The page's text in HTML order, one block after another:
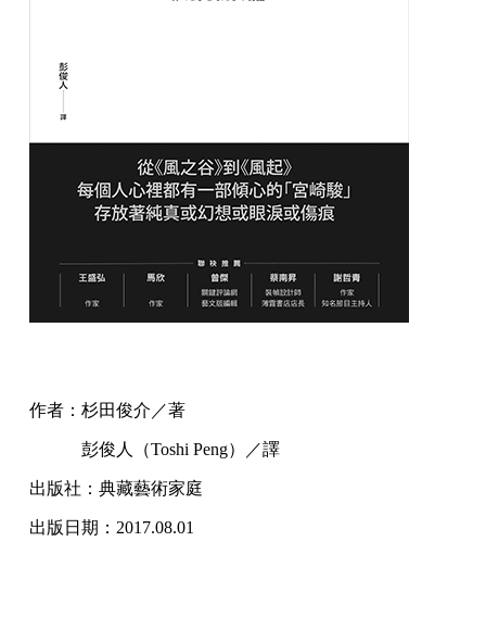
作者：杉田俊介／著
彭俊人（Toshi Peng）／譯
出版社：典藏藝術家庭
出版日期：2017.08.01